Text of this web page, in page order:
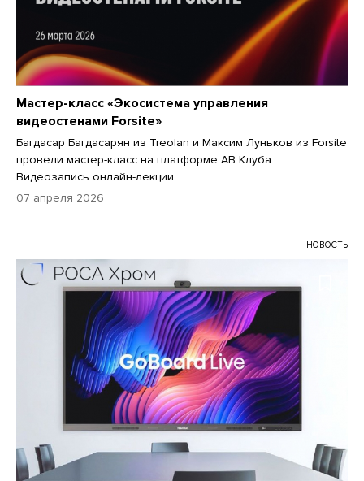
Мастер-класс «Экосистема управления
видеостенами Forsite»
Багдасар Багдасарян из Treolan и Максим Луньков из Forsite
провели мастер-класс на платформе АВ Клуба.
Видеозапись онлайн-лекции.
07 апреля 2026
НОВОСТЬ